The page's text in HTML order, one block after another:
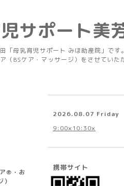
サポート美
「母乳育児サポート みほ助産院」で
（BSケア・マッサージ）をさせてい
®︎・お
2026.08.07 Friday
9:00×10:30×
携帯サイト